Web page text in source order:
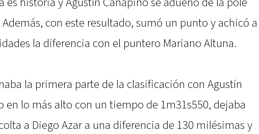
con este resultado, sumó un punto y achicó a
la diferencia con el puntero Mariano Altuna.
la primera parte de la clasificación con Agustín
en lo más alto con un tiempo de 1m31s550, dejaba
a Diego Azar a una diferencia de 130 milésimas y